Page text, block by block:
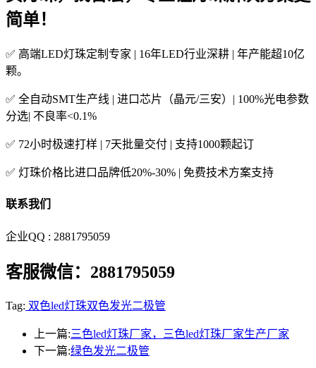
简单！
✅ 高端LED灯珠定制专家 | 16年LED行业深耕 | 年产能超10亿
颗。
✅ 全自动SMT生产线 | 进口芯片（晶元/三安）| 100%光电参数
分选| 不良率<0.1%
✅ 72小时极速打样 | 7天批量交付 | 支持1000颗起订
✅ 灯珠价格比进口品牌低20%-30% | 免费技术方案支持
联系我们
企业QQ : 2881795059
客服微信：2881795059
Tag: 双色led灯珠双色发光二极管
上一篇:三色led灯珠厂家，三色led灯珠厂家生产厂家
下一篇:绿色发光二极管